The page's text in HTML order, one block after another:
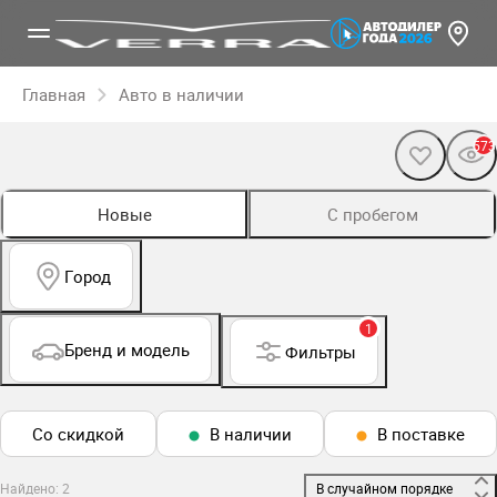
Главная Авто в наличии
573
Новые С пробегом
Город
Бренд и модель
1
Фильтры
Со скидкой В наличии В поставке
Найдено: 2